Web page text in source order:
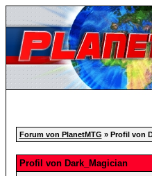
Forum von PlanetMTG » Profil von
Profil von Dark_Magician